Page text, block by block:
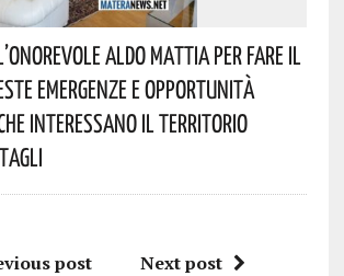
Aldo Mattia Per Fare Il
Emergenze E Opportunità
Interessano Il Territorio
post Next post